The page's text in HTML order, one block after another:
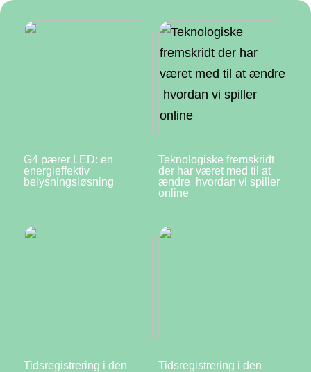
G4 pærer LED: en
energieffektiv
belysningsløsning
Teknologiske fremskridt
der har været med til at
ændre hvordan vi spiller
online
Tidsregistrering i den
Tidsregistrering i den